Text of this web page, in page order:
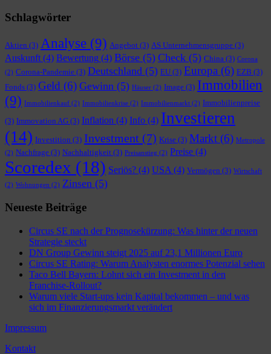
Schlagwörter
Aktien (3) Analyse (9) Angebot (3) AS Unternehmensgruppe (3)
Auskunft (4) Bewertung (4) Börse (5) Check (5) China (3) Corona
(2) Corona-Pandemie (3) Deutschland (5) EU (3) Europa (6) EZB (3)
Fonds (3) Geld (6) Gewinn (5) Häuser (2) Image (3) Immobilien
(9) Immobilienkauf (2) Immobilienkrise (2) Immobilienmarkt (2) Immobilienpreise
(3) Immovation AG (3) Inflation (4) Info (4) Investieren
(14) Investition (3) Investment (7) Krise (3) Markt (6) Metropole
(2) Nachfrage (3) Nachhaltigkeit (3) Preisanstieg (2) Preise (4)
Scoredex (18) Seriös? (4) USA (4) Vermögen (3) Wirtschaft
(2) Wohnungen (2) Zinsen (5)
Neueste Beiträge
Circus SE nach der Prognosekürzung: Was hinter der neuen
Strategie steckt
DN Group Gewinn steigt 2025 auf 23,1 Millionen Euro
Circus SE Rating: Warum Analysten enormes Potenzial sehen
Taco Bell Bayern: Lohnt sich ein Investment in den
Franchise-Rollout?
Warum viele Start-ups kein Kapital bekommen – und was
sich im Finanzierungsmarkt verändert
Impressum
Kontakt